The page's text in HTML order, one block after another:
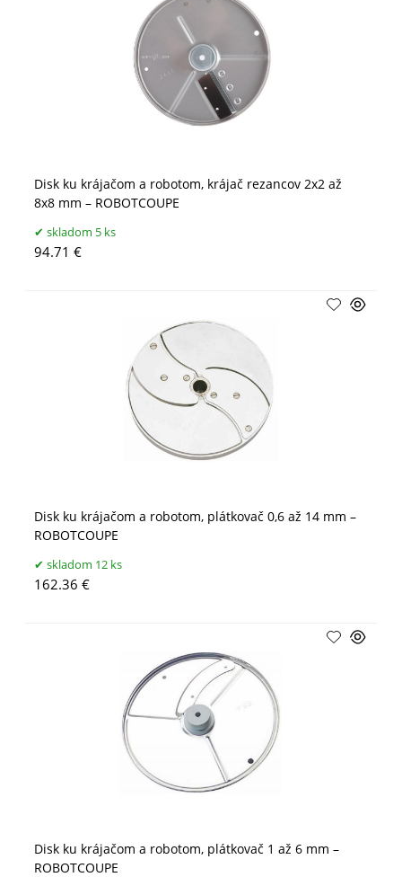
Disk ku krájačom a robotom, krájač rezancov 2x2 až
8x8 mm – ROBOTCOUPE
skladom 5 ks
94.71 €
Disk ku krájačom a robotom, plátkovač 0,6 až 14 mm –
ROBOTCOUPE
skladom 12 ks
162.36 €
Disk ku krájačom a robotom, plátkovač 1 až 6 mm –
ROBOTCOUPE